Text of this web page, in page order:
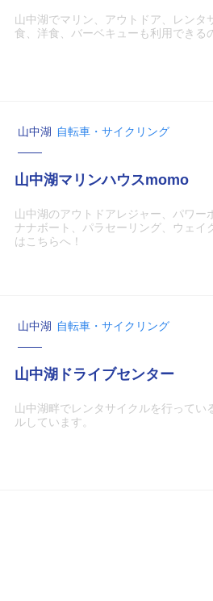
山中湖でマリン、アウトドア、レン
食、洋食、バーベキューも利用できる
山中湖 自転車・サイクリング
山中湖マリンハウスmomo
山中湖のアウトドアレジャー、パワ
ナナボート、パラセーリング、ウェ
はこちらへ！
山中湖 自転車・サイクリング
山中湖ドライブセンター
山中湖畔でレンタサイクルを行って
ルしています。